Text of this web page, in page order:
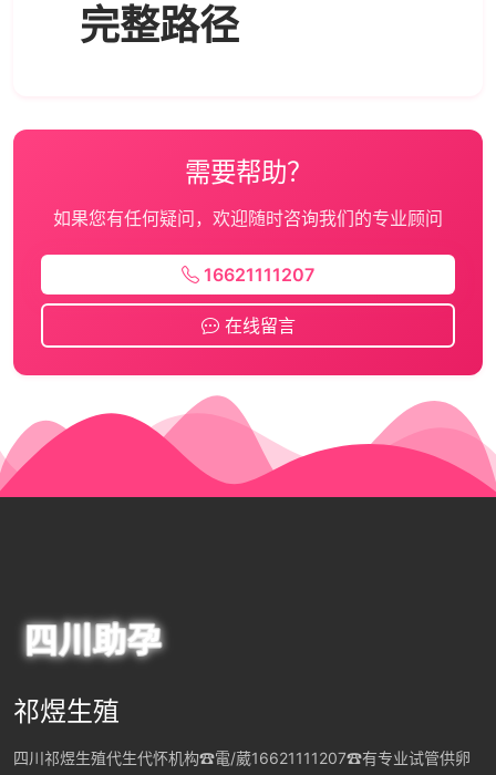
完整路径
需要帮助？
如果您有任何疑问，欢迎随时咨询我们的专业顾问
16621111207
在线留言
祁煜生殖
四川祁煜生殖代生代怀机构☎電/葳16621111207☎有专业试管供卵